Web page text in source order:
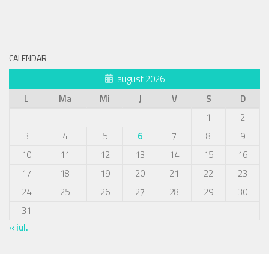
CALENDAR
august 2026
L
Ma Mi J V S
D
1
2
3
4 5 6 7 8
9
10
11 12 13 14 15
16
17
18 19 20 21 22
23
24
25 26 27 28 29
30
31
« iul.